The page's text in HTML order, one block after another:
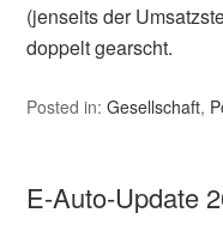
(jenseits der
doppelt gearscht.
Posted in:Gesellschaft,
E-Auto-Update